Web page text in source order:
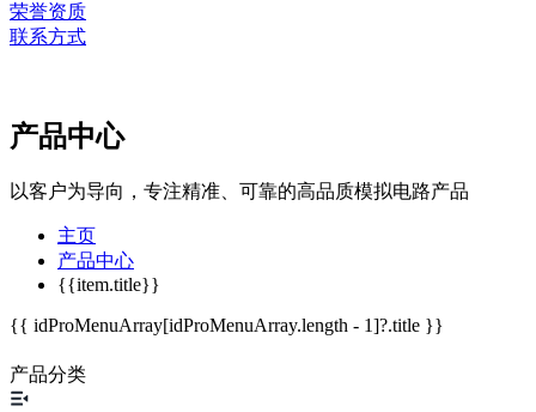
荣誉资质
联系方式
产品中心
以客户为导向，专注精准、可靠的高品质模拟电路产品
主页
产品中心
{{item.title}}
{{ idProMenuArray[idProMenuArray.length - 1]?.title }}
产品分类